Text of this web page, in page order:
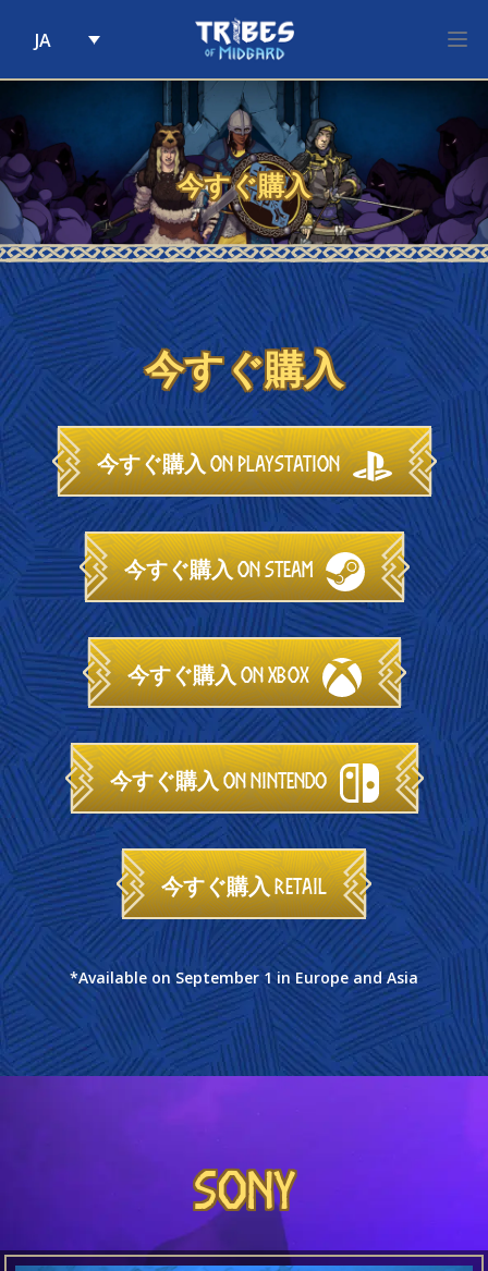
JA
Skip to content
今すぐ購入
今すぐ購入
今すぐ購入 on PlayStation
今すぐ購入 on Steam
今すぐ購入 on Xbox
今すぐ購入 on Nintendo
今すぐ購入 Retail
*Available on September 1 in Europe and Asia
Sony